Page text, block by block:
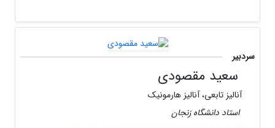
سردبیر
سعید مقصودی
آنالیز تابعی، آنالیز هارمونیک
استاد دانشگاه زنجان